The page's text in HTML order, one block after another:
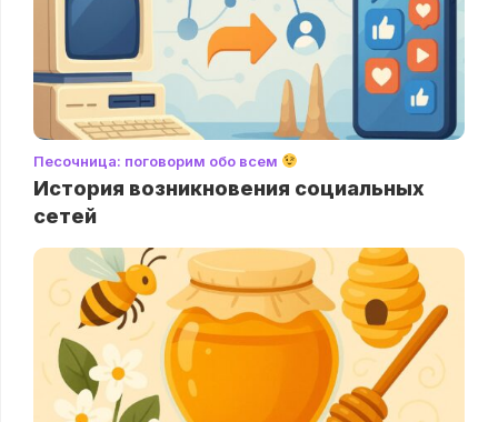
Песочница: поговорим обо всем
История возникновения социальных
сетей